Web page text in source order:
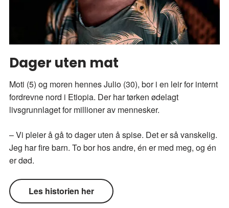
Dager uten mat
Moti (5) og moren hennes Julio (30), bor i en leir for internt
fordrevne nord i Etiopia. Der har tørken ødelagt
livsgrunnlaget for millioner av mennesker.
– Vi pleier å gå to dager uten å spise. Det er så vanskelig.
Jeg har fire barn. To bor hos andre, én er med meg, og én
er død.
Les historien her